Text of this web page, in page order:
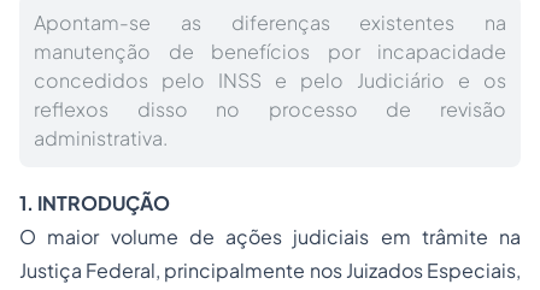
Apontam-se as diferenças existentes na
manutenção de benefícios por incapacidade
concedidos pelo INSS e pelo Judiciário e os
reflexos disso no processo de revisão
administrativa.
1. INTRODUÇÃO
O maior volume de ações judiciais em trâmite na
Justiça Federal, principalmente nos Juizados Especiais,